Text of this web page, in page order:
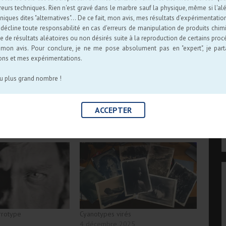
techniques. Rien n'est gravé dans le marbre sauf la physique, même si
dites "alternatives"... De ce fait, mon avis, mes résultats
toute responsabilité en cas d'erreurs de manipulation de produits
de résultats aléatoires ou non désirés suite à la reproduction de certains
avis. Pour conclure, je ne me pose absolument pas en "expert", je
et mes expérimentations.
plus grand nombre !
ACCEPTER
un «selfie« , c’est à dire un « ego-portrait ». Le selfie est
afin d’être utilisé sur un réseau social. CQFD
Cyanotypes virés